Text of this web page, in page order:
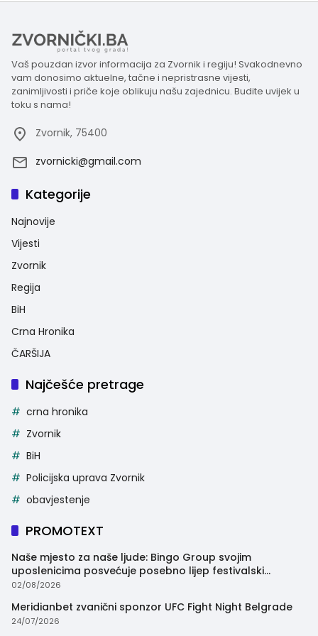
Vaš pouzdan izvor informacija za Zvornik i regiju! Svakodnevno
vam donosimo aktuelne, tačne i nepristrasne vijesti,
zanimljivosti i priče koje oblikuju našu zajednicu. Budite uvijek u
toku s nama!
Zvornik, 75400
zvornicki@gmail.com
Kategorije
Najnovije
Vijesti
Zvornik
Regija
BiH
Crna Hronika
ČARŠIJA
Najčešće pretrage
crna hronika
Zvornik
BiH
Policijska uprava Zvornik
obavjestenje
PROMOTEXT
Naše mjesto za naše ljude: Bingo Group svojim
uposlenicima posvećuje posebno lijep festivalski
trenutak
02/08/2026
Meridianbet zvanični sponzor UFC Fight Night Belgrade
24/07/2026